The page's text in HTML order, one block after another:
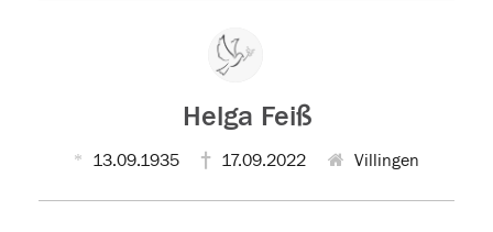
Helga Feiß
13.09.1935 17.09.2022 Villingen